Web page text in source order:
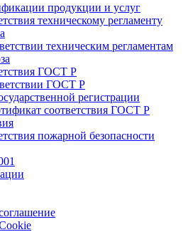
продукции и услуг
техническому регламенту
техническим регламентам
ГОСТ Р
ГОСТ Р
регистрации
соответствия ГОСТ Р
пожарной безопасности